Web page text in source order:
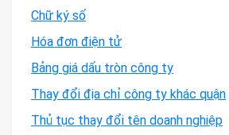
Chữ ký số
Hóa đơn điện tử
Bảng giá dấu tròn công ty
Thay đổi địa chỉ công ty khác quận
Thủ tục thay đổi tên doanh nghiệp